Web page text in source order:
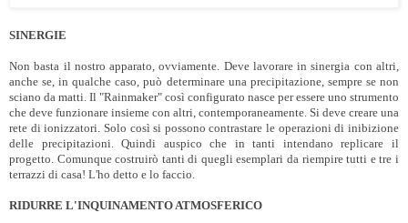
SINERGIE
Non basta il nostro apparato, ovviamente. Deve lavorare in sinergia con altri,
anche se, in qualche caso, può determinare una precipitazione, sempre se non
sciano da matti. Il "Rainmaker" così configurato nasce per essere uno strumento
che deve funzionare insieme con altri, contemporaneamente. Si deve creare una
rete di ionizzatori. Solo così si possono contrastare le operazioni di inibizione
delle precipitazioni. Quindi auspico che in tanti intendano replicare il
progetto. Comunque costruirò tanti di quegli esemplari da riempire tutti e tre i
terrazzi di casa! L'ho detto e lo faccio.
RIDURRE L'INQUINAMENTO ATMOSFERICO